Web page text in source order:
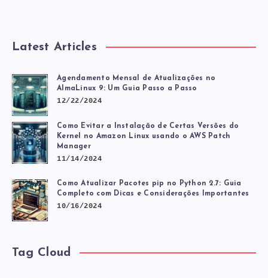
NO
Latest Articles
Agendamento Mensal de Atualizações no
AlmaLinux 9: Um Guia Passo a Passo
12/22/2024
Como Evitar a Instalação de Certas Versões do
Kernel no Amazon Linux usando o AWS Patch
Manager
11/14/2024
Como Atualizar Pacotes pip no Python 2.7: Guia
Completo com Dicas e Considerações Importantes
10/16/2024
Tag Cloud